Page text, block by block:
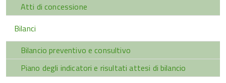
Atti di concessione
Bilanci
Bilancio preventivo e consultivo
Piano degli indicatori e risultati attesi di bilancio